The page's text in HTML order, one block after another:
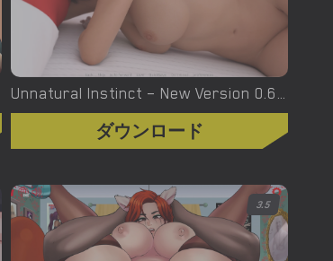
Unnatural Instinct – New Version 0.6 [Merizmare]
ダウンロード
3.5